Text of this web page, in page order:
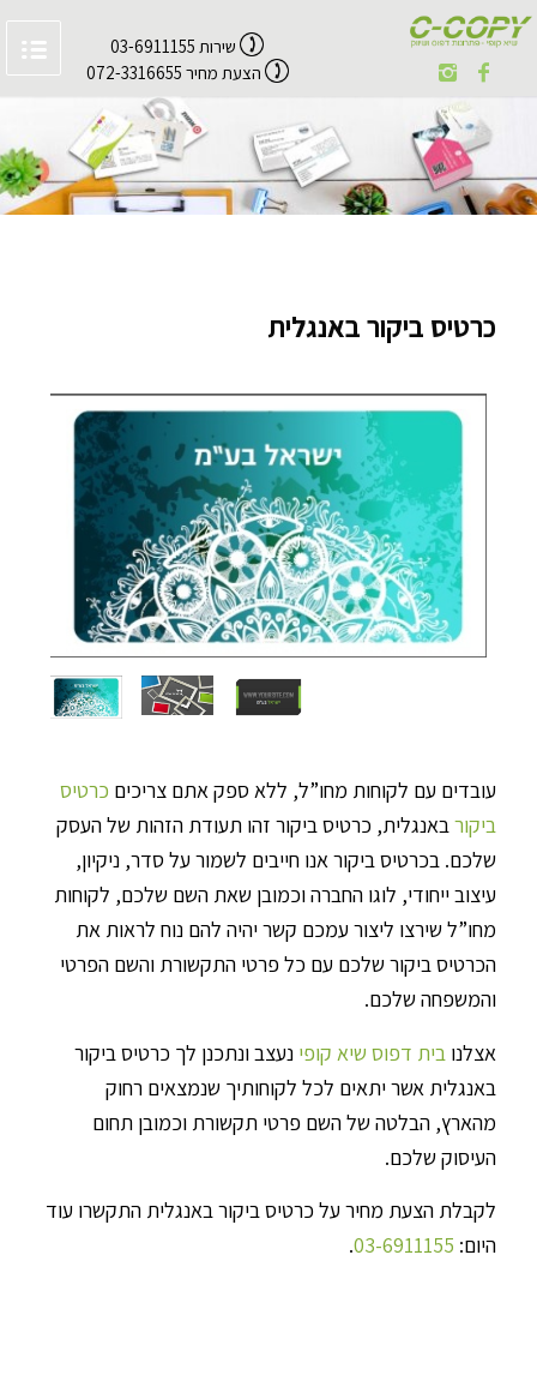
שירות 03-6911155
הצעת מחיר 072-3316655
כרטיס ביקור באנגלית
עובדים עם לקוחות מחו”ל, ללא ספק אתם צריכים כרטיס
ביקורבאנגלית, כרטיס ביקור זהו תעודת הזהות של העסק
שלכם. בכרטיס ביקור אנו חייבים לשמור על סדר, ניקיון,
עיצוב ייחודי, לוגו החברה וכמובן שאת השם שלכם, לקוחות
מחו”ל שירצו ליצור עמכם קשר יהיה להם נוח לראות את
הכרטיס ביקור שלכם עם כל פרטי התקשורת והשם הפרטי
והמשפחה שלכם.
אצלנו בית דפוס שיא קופי נעצב ונתכנן לך כרטיס ביקור
באנגלית אשר יתאים לכל לקוחותיך שנמצאים רחוק
מהארץ, הבלטה של השם פרטי תקשורת וכמובן תחום
העיסוק שלכם.
לקבלת הצעת מחיר על כרטיס ביקור באנגלית התקשרו עוד
היום: 03-6911155
.